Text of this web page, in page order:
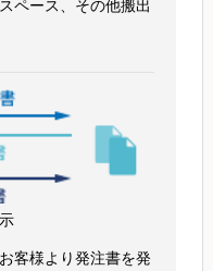
ペース、その他搬出
客様より発注書を発